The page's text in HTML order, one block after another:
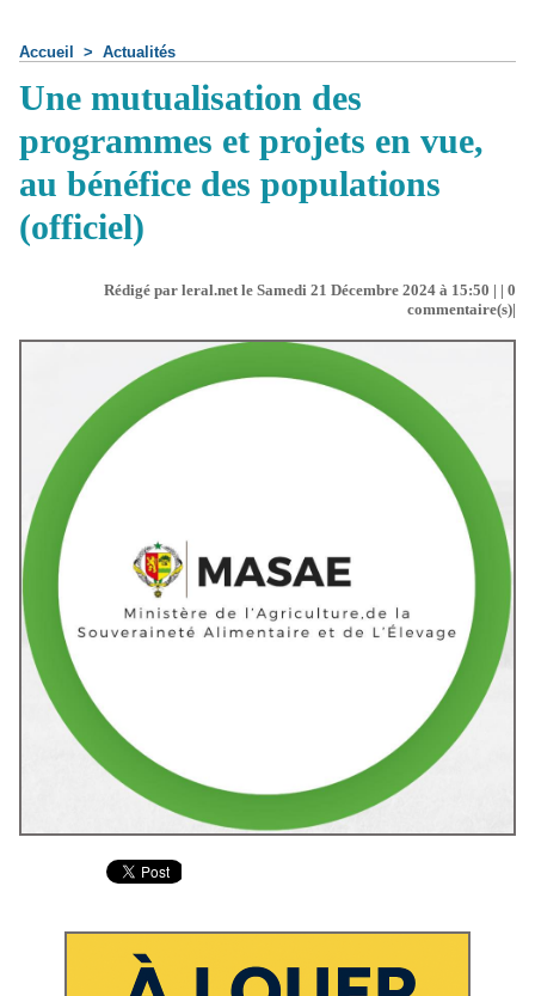
Accueil > Actualités
Une mutualisation des
programmes et projets en vue,
au bénéfice des populations
(officiel)
Rédigé par leral.net le Samedi 21 Décembre 2024 à 15:50 | | 0
commentaire(s)|